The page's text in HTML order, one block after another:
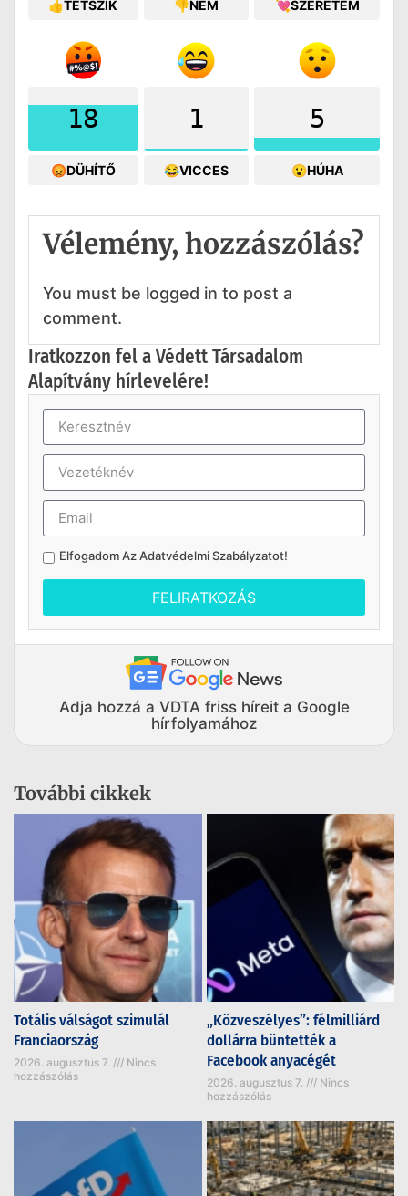
👍TETSZIK 👎NEM 💘SZERETEM
18
😡DÜHÍTŐ
1
😂VICCES
5
😮HÚHA
Vélemény, hozzászólás?
You must be logged in to post a
comment.
Iratkozzon fel a Védett Társadalom
Alapítvány hírlevelére!
Elfogadom AzAdatvédelmi Szabályzatot!
FELIRATKOZÁS
Adja hozzá a VDTA friss híreit a Google
hírfolyamához
További cikkek
Totális válságot szimulál
Franciaország
2026. augusztus 7.
Nincs
hozzászólás
„Közveszélyes”: félmilliárd
dollárra büntették a
Facebook anyacégét
2026. augusztus 7.
Nincs
hozzászólás